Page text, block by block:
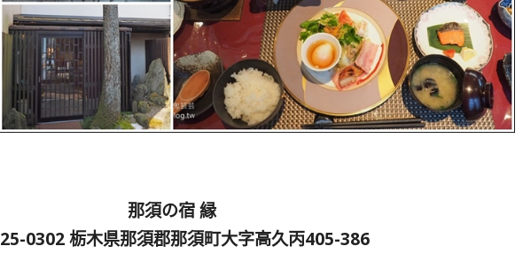
那須の宿 縁
0302 栃木県那須郡那須町大字高久丙405-386